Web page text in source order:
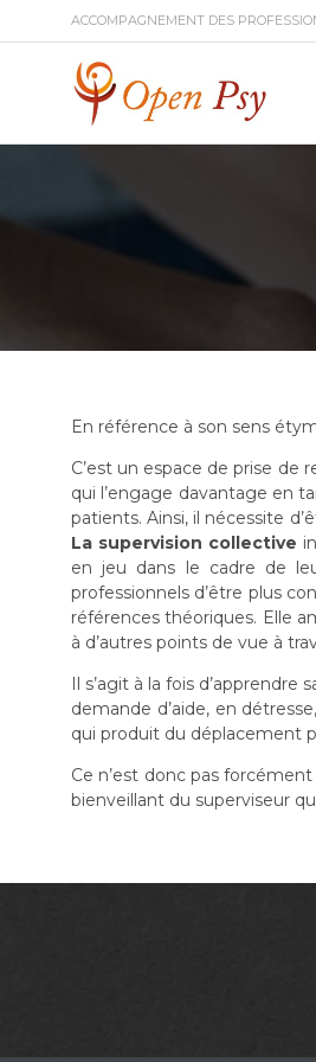
ACCOMPAGNEMENT DES
En référence à son sens
C’est un espace de prise de
qui l’engage davantage en
patients. Ainsi, il nécessite
La supervision collective
en jeu dans le cadre de
professionnels d’être plus
références théoriques. Elle
à d’autres points de vue à
Il s’agit à la fois
demande d’aide, en
qui produit du déplacement
Ce n’est donc pas
bienveillant du superviseur